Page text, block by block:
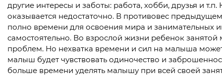
другие интересы и заботы: работа, хобби, друзья и
оказывается недостаточно. В противовес
полно времени для освоения мира и занимательных
самостоятельно. Во взрослой жизни ребенок
проблем. Но нехватка времени и сил на малыша
малыш будет чувствовать одиночество и
больше времени уделять малышу при всей своей